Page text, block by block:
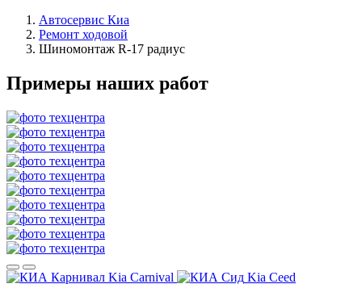
Автосервис Киа
Ремонт ходовой
Шиномонтаж R-17 радиус
Примеры наших работ
Kia Carnival
Kia Ceed